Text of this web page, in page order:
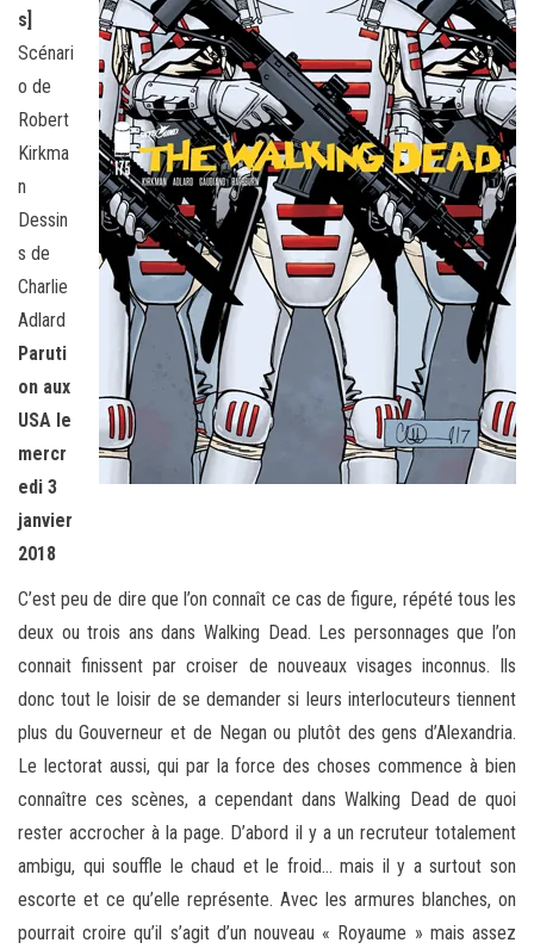
s]
Scénari
o de
Robert
Kirkma
n
Dessin
s de
Charlie
Adlard
Paruti
on aux
USA le
mercr
edi 3
janvier
2018
C’est peu de dire que l’on connaît ce cas de figure, répété tous les
deux ou trois ans dans Walking Dead. Les personnages que l’on
connait finissent par croiser de nouveaux visages inconnus. Ils
donc tout le loisir de se demander si leurs interlocuteurs tiennent
plus du Gouverneur et de Negan ou plutôt des gens d’Alexandria.
Le lectorat aussi, qui par la force des choses commence à bien
connaître ces scènes, a cependant dans Walking Dead de quoi
rester accrocher à la page. D’abord il y a un recruteur totalement
ambigu, qui souffle le chaud et le froid… mais il y a surtout son
escorte et ce qu’elle représente. Avec les armures blanches, on
pourrait croire qu’il s’agit d’un nouveau « Royaume » mais assez